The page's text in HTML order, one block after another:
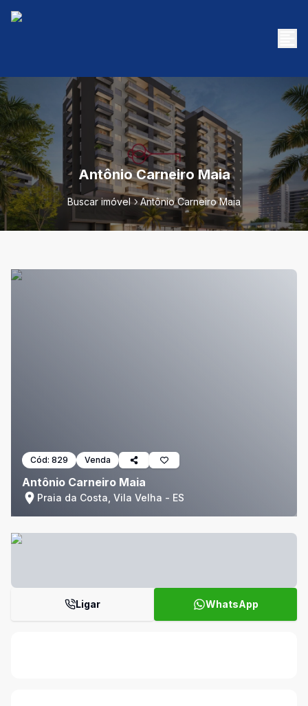
Antônio Carneiro Maia
Buscar imóvel Antônio Carneiro Maia
Cód: 829 Venda
Antônio Carneiro Maia
Praia da Costa, Vila Velha - ES
Ligar WhatsApp